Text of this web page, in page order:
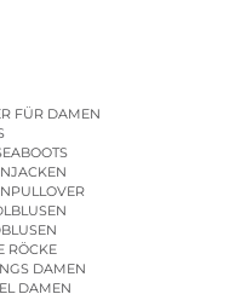
FÜR DAMEN
RÖCKE
DAMEN
DAMEN